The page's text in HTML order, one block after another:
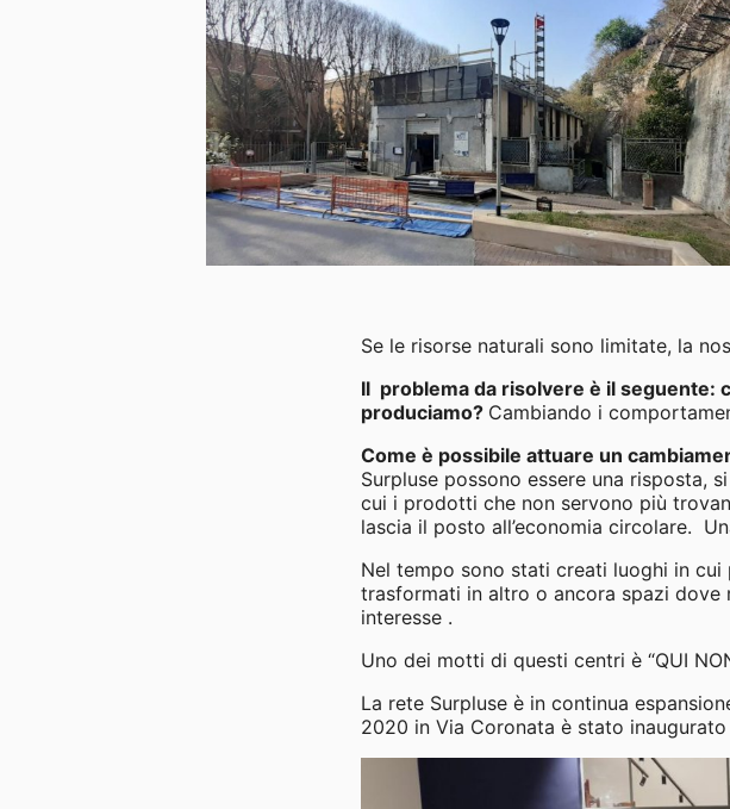
Se le risorse naturali sono limitate, la
Il problema da risolvere è il seguente:
produciamo? Cambiando i
Come è possibile attuare un
Surpluse possono essere una risposta,
cui i prodotti che non servono più
lascia il posto all’economia circolare.
Nel tempo sono stati creati luoghi in
trasformati in altro o ancora spazi dove
interesse .
Uno dei motti di questi centri è “QUI
La rete Surpluse è in continua
2020 in Via Coronata è stato